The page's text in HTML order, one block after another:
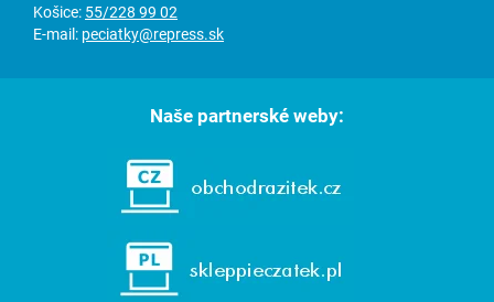
Košice: 55/228 99 02
E-mail: peciatky@repress.sk
Naše partnerské weby: